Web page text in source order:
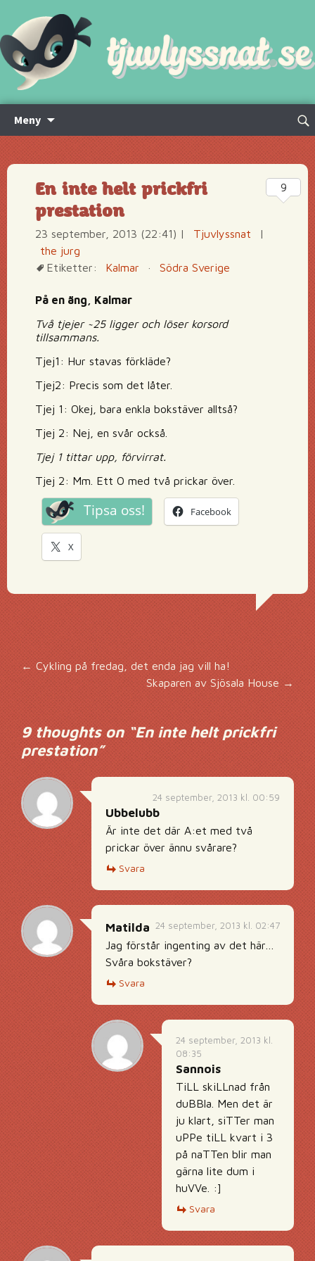
Meny
innehåll
Sök
En inte helt prickfri
prestation
23 september, 2013 (22:41) | Tjuvlyssnat
|
the jurg
Etiketter:
Kalmar · Södra Sverige
På en äng, Kalmar
Två tjejer ~25 ligger och löser korsord
tillsammans.
Tjej1: Hur stavas förkläde?
Tjej2: Precis som det låter.
Tjej 1: Okej, bara enkla bokstäver alltså?
Tjej 2: Nej, en svår också.
Tjej 1 tittar upp, förvirrat.
Tjej 2: Mm. Ett O med två prickar över.
Tipsa oss! Facebook
X
9
Inläggsnavigering
← Cykling på fredag, det enda jag vill ha!
Skaparen av Sjösala House→
9 thoughts on “En inte helt prickfri
prestation”
24 september, 2013 kl. 00:59
Ubbelubb
Är inte det där A:et med två
prickar över ännu svårare?
Svara
24 september, 2013 kl. 02:47
Matilda
Jag förstår ingenting av det här…
Svåra bokstäver?
Svara
24 september, 2013 kl.
08:35
Sannois
TiLL skiLLnad från
duBBla. Men det är
ju klart, siTTer man
uPPe tiLL kvart i 3
på naTTen blir man
gärna lite dum i
huVVe. :]
Svara